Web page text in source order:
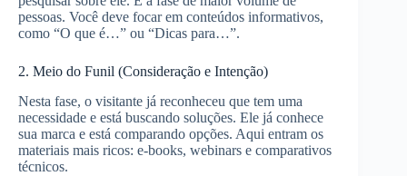
pessoas. Você deve focar em conteúdos informativos,
como “O que é…” ou “Dicas para…”.
2. Meio do Funil (Consideração e Intenção)
Nesta fase, o visitante já reconheceu que tem uma
necessidade e está buscando soluções. Ele já conhece
sua marca e está comparando opções. Aqui entram os
materiais mais ricos: e-books, webinars e comparativos
técnicos.